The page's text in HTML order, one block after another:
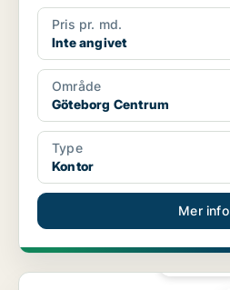
Pris pr. md.
Inte angivet
Område
Göteborg Centrum
Type
Kontor
Mer info
Kontor i Göteborg Centrum